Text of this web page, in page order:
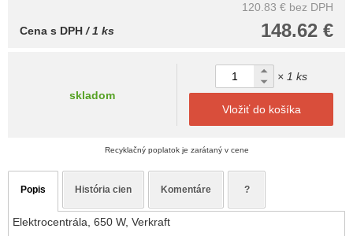
120.83 € bez DPH
148.62 €
Cena s DPH/ 1 ks
skladom
× 1 ks
Vložiť do košíka
Recyklačný poplatok je zarátaný v cene
Popis História cien Komentáre ?
Elektrocentrála, 650 W, Verkraft